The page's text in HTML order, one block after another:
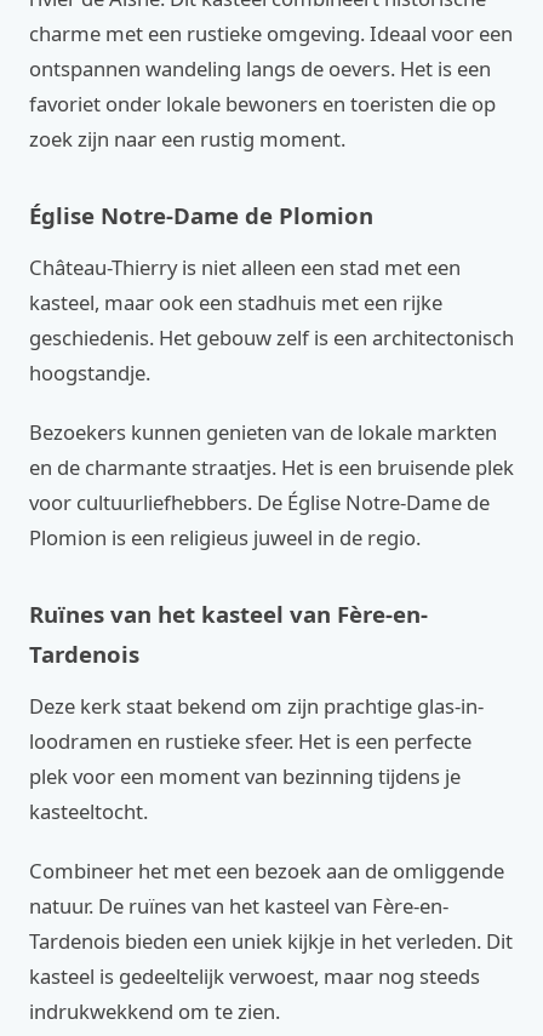
charme met een rustieke omgeving. Ideaal voor een
ontspannen wandeling langs de oevers. Het is een
favoriet onder lokale bewoners en toeristen die op
zoek zijn naar een rustig moment.
Église Notre-Dame de Plomion
Château-Thierry is niet alleen een stad met een
kasteel, maar ook een stadhuis met een rijke
geschiedenis. Het gebouw zelf is een architectonisch
hoogstandje.
Bezoekers kunnen genieten van de lokale markten
en de charmante straatjes. Het is een bruisende plek
voor cultuurliefhebbers. De Église Notre-Dame de
Plomion is een religieus juweel in de regio.
Ruïnes van het kasteel van Fère-en-
Tardenois
Deze kerk staat bekend om zijn prachtige glas-in-
loodramen en rustieke sfeer. Het is een perfecte
plek voor een moment van bezinning tijdens je
kasteeltocht.
Combineer het met een bezoek aan de omliggende
natuur. De ruïnes van het kasteel van Fère-en-
Tardenois bieden een uniek kijkje in het verleden. Dit
kasteel is gedeeltelijk verwoest, maar nog steeds
indrukwekkend om te zien.